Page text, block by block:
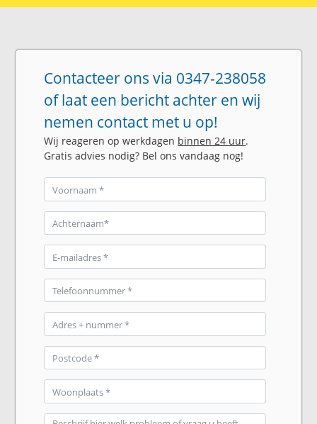
Contacteer ons via 0347-238058
of laat een bericht achter en wij
nemen contact met u op!
Wij reageren op werkdagen binnen 24 uur.
Gratis advies nodig? Bel ons vandaag nog!